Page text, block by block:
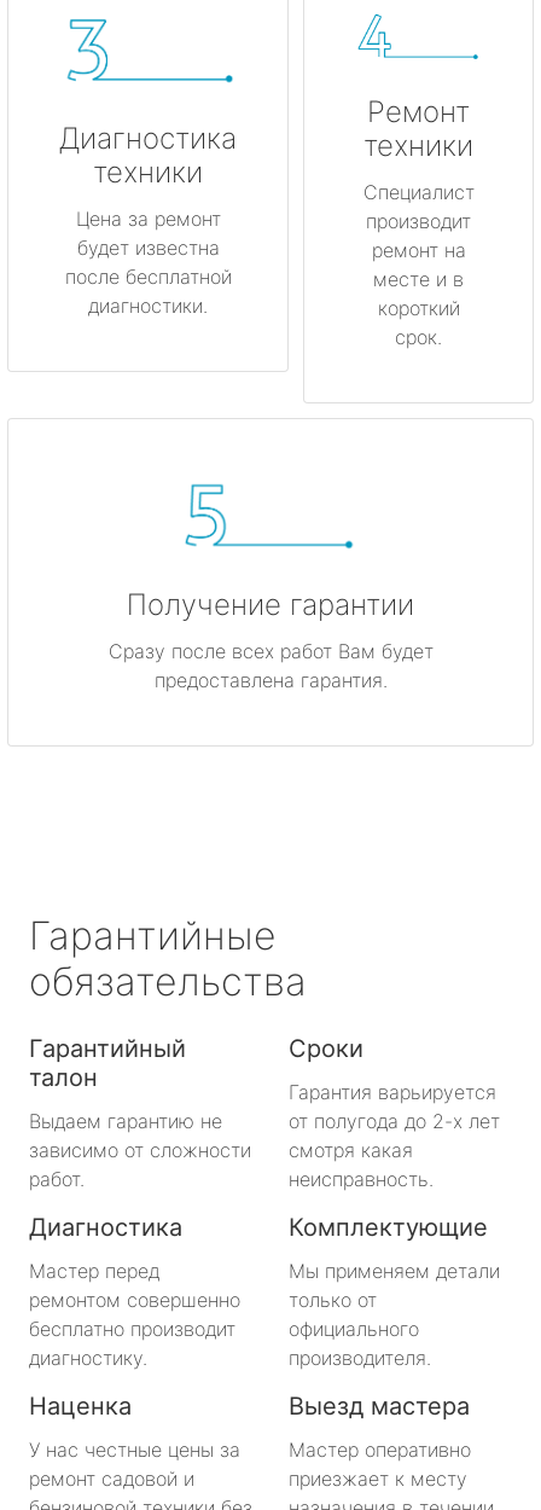
Диагностика
техники
Цена за ремонт
будет известна
после бесплатной
диагностики.
Ремонт
техники
Специалист
производит
ремонт на
месте и в
короткий
срок.
Получение гарантии
Сразу после всех работ Вам будет
предоставлена гарантия.
Гарантийные
обязательства
Гарантийный
талон
Выдаем гарантию не
зависимо от сложности
работ.
Сроки
Гарантия варьируется
от полугода до 2-х лет
смотря какая
неисправность.
Диагностика
Мастер перед
ремонтом совершенно
бесплатно производит
диагностику.
Комплектующие
Мы применяем детали
только от
официального
производителя.
Наценка
У нас честные цены за
ремонт садовой и
Выезд мастера
Мастер оперативно
приезжает к месту